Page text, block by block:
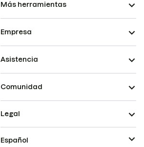
Más herramientas
Empresa
Asistencia
Comunidad
Legal
Español